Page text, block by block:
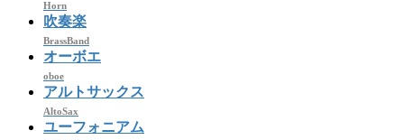
Horn
吹奏楽
BrassBand
オーボエ
oboe
アルトサックス
AltoSax
ユーフォニアム